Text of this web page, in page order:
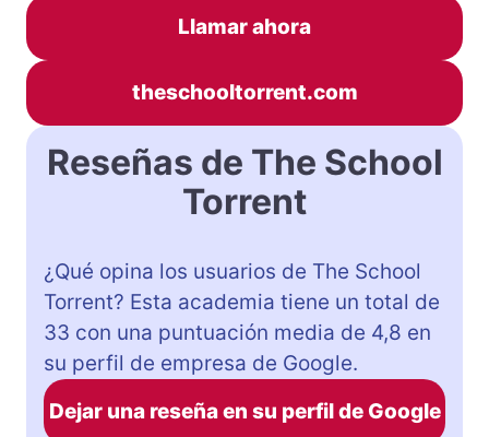
Llamar ahora
theschooltorrent.com
Reseñas de The School
Torrent
¿Qué opina los usuarios de The School
Torrent? Esta academia tiene un total de
33 con una puntuación media de 4,8 en
su perfil de empresa de Google.
Dejar una reseña en su perfil de Google